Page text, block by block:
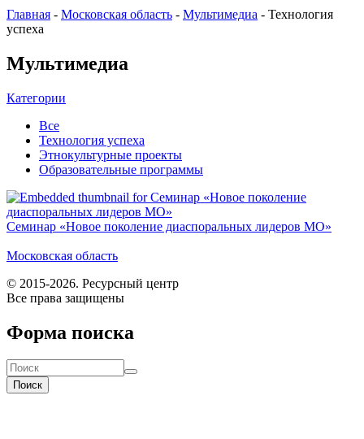
Главная - Московская область - Мультимедиа - Технология
успеха
Мультимедиа
Категории
Все
Технология успеха
Этнокультурные проекты
Образовательные программы
Семинар «Новое поколение диаспоральных лидеров МО»
Московская область
© 2015-2026. Ресурсный центр
Все права защищены
Форма поиска
Поиск